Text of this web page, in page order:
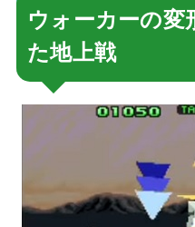
ウォーカーの変
た地上戦